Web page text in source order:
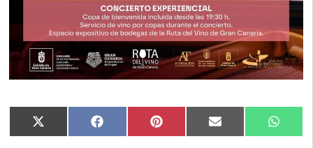
Compartir
en
X
(Twitter)
Compartir
en
Facebook Compartir
en
Pinterest Compartir
en
Email
en